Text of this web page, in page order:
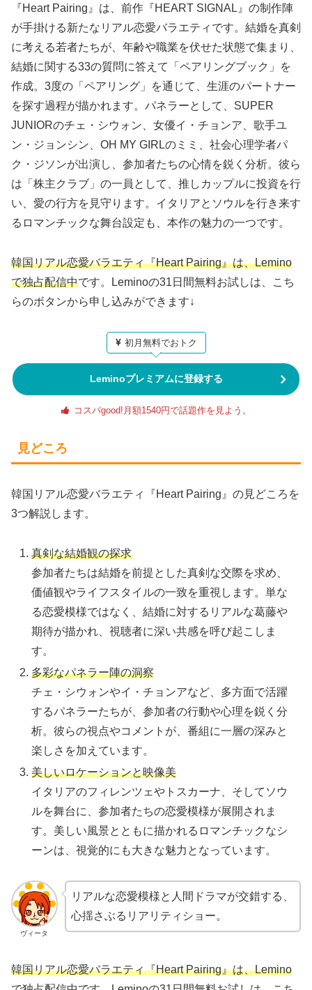
『Heart Pairing』は、前作『HEART SIGNAL』の制作陣
が手掛ける新たなリアル恋愛バラエティです。結婚を真剣
に考える若者たちが、年齢や職業を伏せた状態で集まり、
結婚に関する33の質問に答えて「ペアリングブック」を
作成。3度の「ペアリング」を通じて、生涯のパートナー
を探す過程が描かれます。パネラーとして、SUPER
JUNIORのチェ・シウォン、女優イ・チョンア、歌手ユ
ン・ジョンシン、OH MY GIRLのミミ、社会心理学者パ
ク・ジソンが出演し、参加者たちの心情を鋭く分析。彼ら
は「株主クラブ」の一員として、推しカップルに投資を行
い、愛の行方を見守ります。イタリアとソウルを行き来す
るロマンチックな舞台設定も、本作の魅力の一つです。
韓国リアル恋愛バラエティ『Heart Pairing』は、Lemino
で独占配信中です。Leminoの31日間無料お試しは、こち
らのボタンから申し込みができます↓
初月無料でおトク
Leminoプレミアムに登録する
コスパgood!月額1540円で話題作を見よう。
見どころ
韓国リアル恋愛バラエティ『Heart Pairing』の見どころを
3つ解説します。
真剣な結婚観の探求
​参加者たちは結婚を前提とした真剣な交際を求め、
価値観やライフスタイルの一致を重視します。​単な
る恋愛模様ではなく、結婚に対するリアルな葛藤や
期待が描かれ、視聴者に深い共感を呼び起こしま
す。​
多彩なパネラー陣の洞察
​チェ・シウォンやイ・チョンアなど、多方面で活躍
するパネラーたちが、参加者の行動や心理を鋭く分
析。​彼らの視点やコメントが、番組に一層の深みと
楽しさを加えています。​
美しいロケーションと映像美
​イタリアのフィレンツェやトスカーナ、そしてソウ
ルを舞台に、参加者たちの恋愛模様が展開されま
す。​美しい風景とともに描かれるロマンチックなシ
ーンは、視覚的にも大きな魅力となっています。
ヴィータ
リアルな恋愛模様と人間ドラマが交錯する、
心揺さぶるリアリティショー。
韓国リアル恋愛バラエティ『Heart Pairing』は、Lemino